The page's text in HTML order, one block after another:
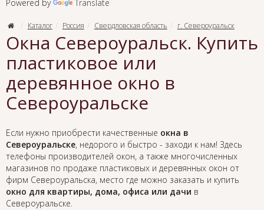
Powered by Translate
Каталог Россия Свердловская область г. Североуральск
Окна Североуральск. Купить
пластиковое или
деревянное окно в
Североуральске
Если нужно приобрести качественные окна в
Североуральске, недорого и быстро - заходи к нам! Здесь
телефоны производителей окон, а также многочисленных
магазинов по продаже пластиковых и деревянных окон от
фирм Североуральска, место где можно заказать и купить
окно для квартиры, дома, офиса или дачи в
Североуральске.